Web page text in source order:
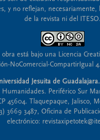
y no reflejan, necesariamente,
de la revista ni del ITESO.
obra está bajo una Licencia
NoComercial-CompartirIgual
Jesuita de Guadalajara.
Humanidades. Periférico Sur
45604. Tlaquepaque, Jalisco,
3669 3487, Oficina de
electrónico: